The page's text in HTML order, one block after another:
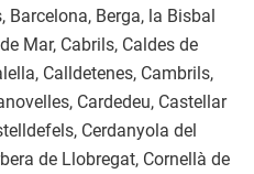
Barcelona, Berga, la Bisbal
Mar, Cabrils, Caldes de
Calldetenes, Cambrils,
Cardedeu, Castellar
Cerdanyola del
de Llobregat, Cornellà de